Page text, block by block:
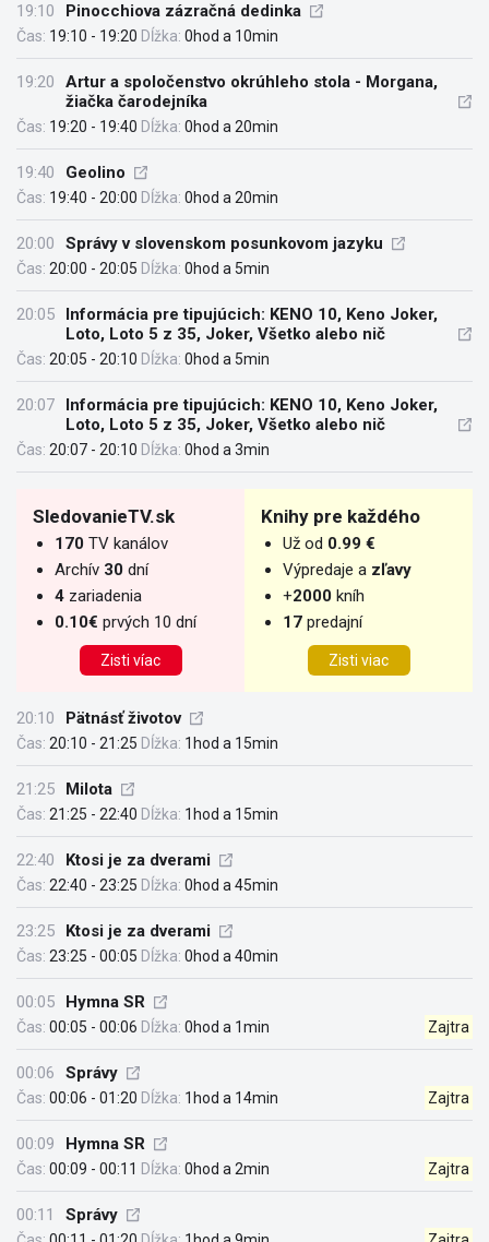
19:10 Pinocchiova zázračná dedinka
Čas: 19:10 - 19:20 Dĺžka: 0hod a 10min
19:20
Artur a spoločenstvo okrúhleho stola - Morgana,
žiačka čarodejníka
Čas: 19:20 - 19:40 Dĺžka: 0hod a 20min
19:40 Geolino
Čas: 19:40 - 20:00 Dĺžka: 0hod a 20min
20:00 Správy v slovenskom posunkovom jazyku
Čas: 20:00 - 20:05 Dĺžka: 0hod a 5min
20:05
Informácia pre tipujúcich: KENO 10, Keno Joker,
Loto, Loto 5 z 35, Joker, Všetko alebo nič
Čas: 20:05 - 20:10 Dĺžka: 0hod a 5min
20:07
Informácia pre tipujúcich: KENO 10, Keno Joker,
Loto, Loto 5 z 35, Joker, Všetko alebo nič
Čas: 20:07 - 20:10 Dĺžka: 0hod a 3min
SledovanieTV.sk
170 TV kanálov
Archív 30 dní
4 zariadenia
0.10€ prvých 10 dní
Zisti víac
Knihy pre každého
Už od 0.99 €
Výpredaje a zľavy
+2000 kníh
17 predajní
Zisti viac
20:10 Pätnásť životov
Čas: 20:10 - 21:25 Dĺžka: 1hod a 15min
21:25 Milota
Čas: 21:25 - 22:40 Dĺžka: 1hod a 15min
22:40 Ktosi je za dverami
Čas: 22:40 - 23:25 Dĺžka: 0hod a 45min
23:25 Ktosi je za dverami
Čas: 23:25 - 00:05 Dĺžka: 0hod a 40min
00:05 Hymna SR
Čas: 00:05 - 00:06 Dĺžka: 0hod a 1min Zajtra
00:06 Správy
Čas: 00:06 - 01:20 Dĺžka: 1hod a 14min Zajtra
00:09 Hymna SR
Čas: 00:09 - 00:11 Dĺžka: 0hod a 2min Zajtra
00:11 Správy